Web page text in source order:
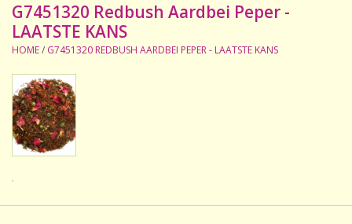
Accessoires
NIEUW! Verpakte thee
BeppeDeli en 8tea1
Contact
G7451320 Redbush Aardbei Peper -
LAATSTE KANS
HOME/ G7451320 REDBUSH AARDBEI PEPER - LAATSTE KANS